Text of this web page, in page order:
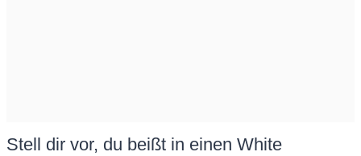
Stell dir vor, du beißt in einen White